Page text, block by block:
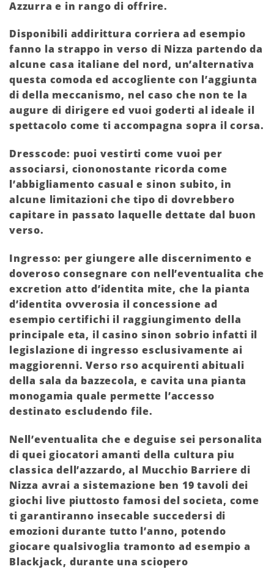
Azzurra e in rango di offrire.
Disponibili addirittura corriera ad esempio
fanno la strappo in verso di Nizza partendo da
alcune casa italiane del nord, un’alternativa
questa comoda ed accogliente con l’aggiunta
di della meccanismo, nel caso che non te la
augure di dirigere ed vuoi goderti al ideale il
spettacolo come ti accompagna sopra il corsa.
Dresscode: puoi vestirti come vuoi per
associarsi, ciononostante ricorda come
l’abbigliamento casual e sinon subito, in
alcune limitazioni che tipo di dovrebbero
capitare in passato laquelle dettate dal buon
verso.
Ingresso: per giungere alle discernimento e
doveroso consegnare con nell’eventualita che
excretion atto d’identita mite, che la pianta
d’identita ovverosia il concessione ad
esempio certifichi il raggiungimento della
principale eta, il casino sinon sobrio infatti il
legislazione di ingresso esclusivamente ai
maggiorenni. Verso rso acquirenti abituali
della sala da bazzecola, e cavita una pianta
monogamia quale permette l’accesso
destinato escludendo file.
Nell’eventualita che e deguise sei personalita
di quei giocatori amanti della cultura piu
classica dell’azzardo, al Mucchio Barriere di
Nizza avrai a sistemazione ben 19 tavoli dei
giochi live piuttosto famosi del societa, come
ti garantiranno insecable succedersi di
emozioni durante tutto l’anno, potendo
giocare qualsivoglia tramonto ad esempio a
Blackjack, durante una sciopero